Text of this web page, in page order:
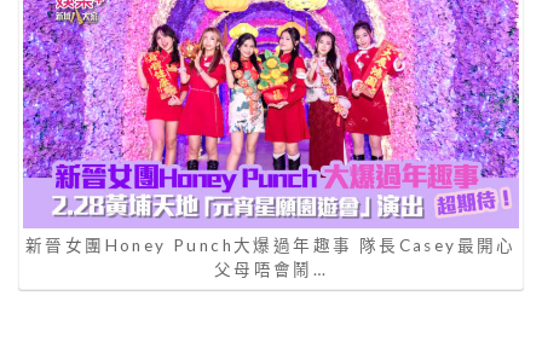
新晉女團Honey Punch大爆過年趣事 隊長Casey最開心
父母唔會鬧…